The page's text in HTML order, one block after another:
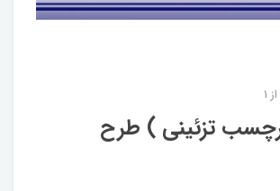
تزئینی ) طرح
از 1